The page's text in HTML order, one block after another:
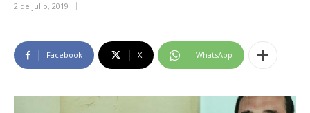
2 de julio, 2019
Facebook X WhatsApp